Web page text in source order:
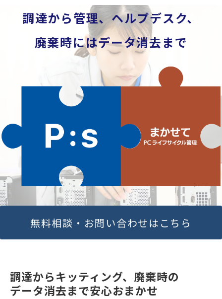
調達から管理、ヘルプデスク、
廃棄時にはデータ消去まで
無料相談・お問い合わせはこちら
調達からキッティング、廃棄時の
データ消去まで安心おまかせ